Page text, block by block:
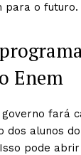
para o futuro.
Enem
fará
alunos do
pode